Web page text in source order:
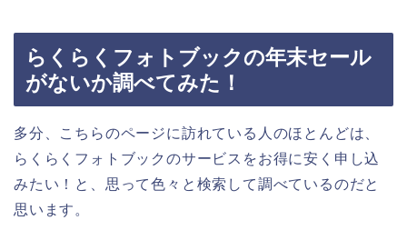
らくらくフォトブックの年末セール
がないか調べてみた！
多分、こちらのページに訪れている人のほとんどは、
らくらくフォトブックのサービスをお得に安く申し込
みたい！と、思って色々と検索して調べているのだと
思います。